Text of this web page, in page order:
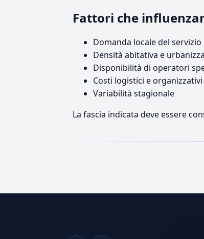
Fattori che
Domanda locale del servizio
Densità abitativa e
Disponibilità di operatori
Costi logistici e organizzativi
Variabilità stagionale
La fascia indicata deve essere